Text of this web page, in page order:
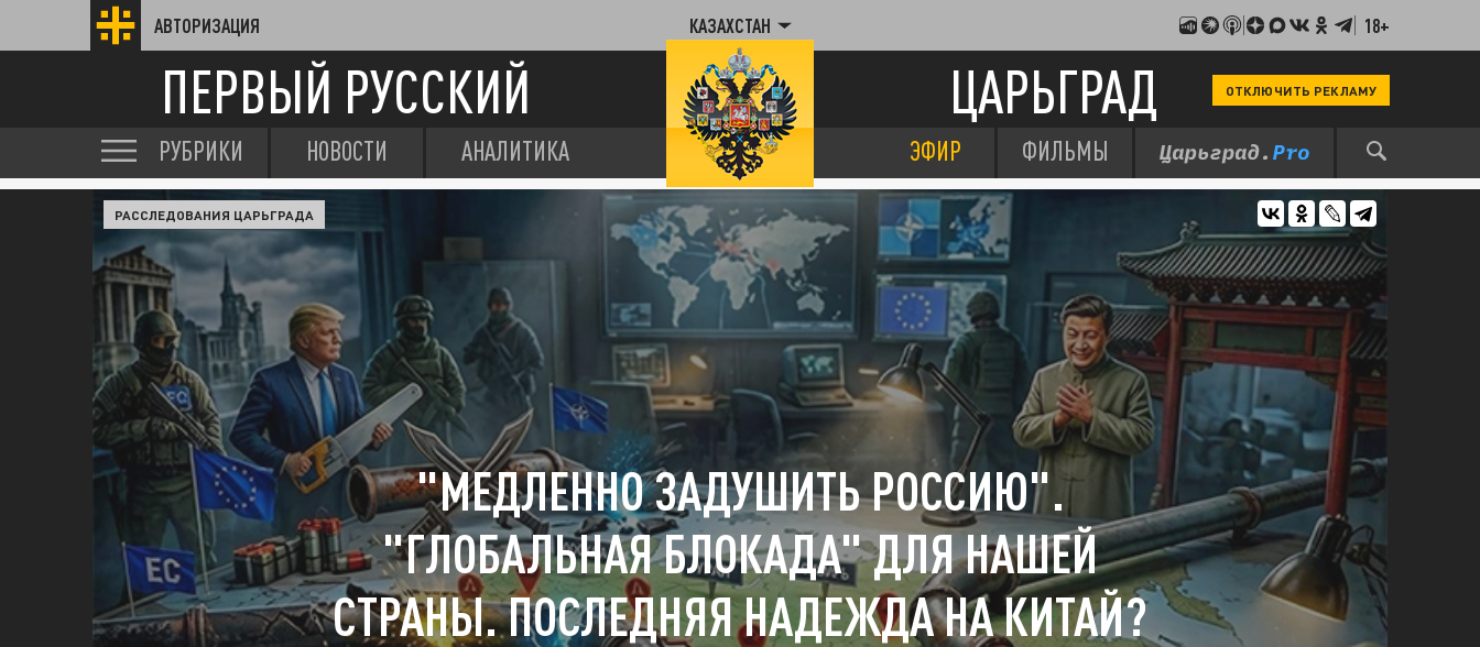
АВТОРИЗАЦИЯ КАЗАХСТАН 18+
ПЕРВЫЙ РУССКИЙ ЦАРЬГРАД ОТКЛЮЧИТЬ РЕКЛАМУ
РУБРИКИ НОВОСТИ АНАЛИТИКА ЭФИР ФИЛЬМЫ
РАССЛЕДОВАНИЯ ЦАРЬГРАДА
"МЕДЛЕННО ЗАДУШИТЬ РОССИЮ".
"ГЛОБАЛЬНАЯ БЛОКАДА" ДЛЯ НАШЕЙ
СТРАНЫ. ПОСЛЕДНЯЯ НАДЕЖДА НА КИТАЙ?